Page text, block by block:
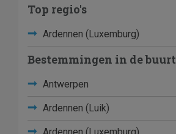
Top regio's
Ardennen (Luxemburg)
Bestemmingen in de buurt
Antwerpen
Ardennen (Luik)